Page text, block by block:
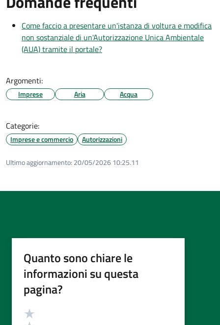
Come faccio a presentare un'istanza di voltura e modifica
non sostanziale di un'Autorizzazione Unica Ambientale
(AUA) tramite il portale?
Argomenti:
Imprese Aria Acqua
Categorie:
Imprese e commercio Autorizzazioni
Ultimo aggiornamento: 20/05/2026 10:25.11
Quanto sono chiare le
informazioni su questa
pagina?
Valutazione